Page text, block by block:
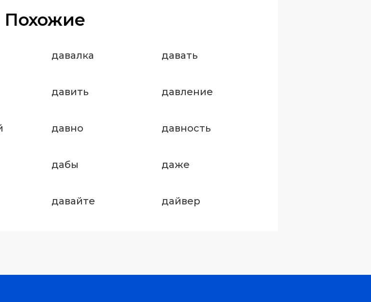
Похожие
давалка давать
давить давление
давно давность
дабы даже
давайте дайвер